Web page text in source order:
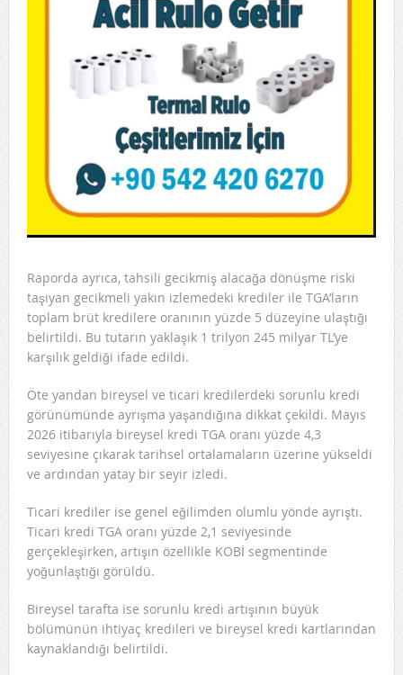
Raporda ayrıca, tahsili gecikmiş alacağa dönüşme riski
taşıyan gecikmeli yakın izlemedeki krediler ile TGA’ların
toplam brüt kredilere oranının yüzde 5 düzeyine ulaştığı
belirtildi. Bu tutarın yaklaşık 1 trilyon 245 milyar TL’ye
karşılık geldiği ifade edildi.
Öte yandan bireysel ve ticari kredilerdeki sorunlu kredi
görünümünde ayrışma yaşandığına dikkat çekildi. Mayıs
2026 itibarıyla bireysel kredi TGA oranı yüzde 4,3
seviyesine çıkarak tarihsel ortalamaların üzerine yükseldi
ve ardından yatay bir seyir izledi.
Ticari krediler ise genel eğilimden olumlu yönde ayrıştı.
Ticari kredi TGA oranı yüzde 2,1 seviyesinde
gerçekleşirken, artışın özellikle KOBİ segmentinde
yoğunlaştığı görüldü.
Bireysel tarafta ise sorunlu kredi artışının büyük
bölümünün ihtiyaç kredileri ve bireysel kredi kartlarından
kaynaklandığı belirtildi.